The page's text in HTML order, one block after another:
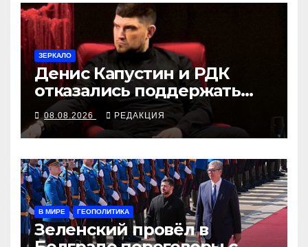
ЗЕРКАЛО
Денис Капустин и РДК
отказались поддержать
партию «Яблоко»
08.08.2026 РЕДАКЦИЯ
В МИРЕ ГЕОПОЛИТИКА
Зеленский провёл в